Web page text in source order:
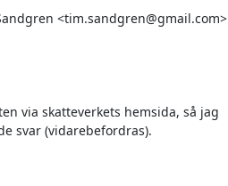
<tim.sandgren@gmail.com>
via skatteverkets hemsida, så jag
svar (vidarebefordras).